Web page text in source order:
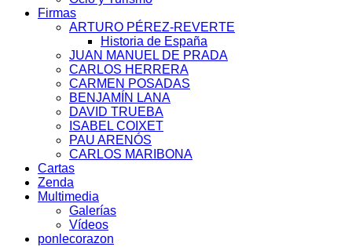
Firmas
ARTURO PÉREZ-REVERTE
Historia de España
JUAN MANUEL DE PRADA
CARLOS HERRERA
CARMEN POSADAS
BENJAMÍN LANA
DAVID TRUEBA
ISABEL COIXET
PAU ARENÓS
CARLOS MARIBONA
Cartas
Zenda
Multimedia
Galerías
Vídeos
ponlecorazon